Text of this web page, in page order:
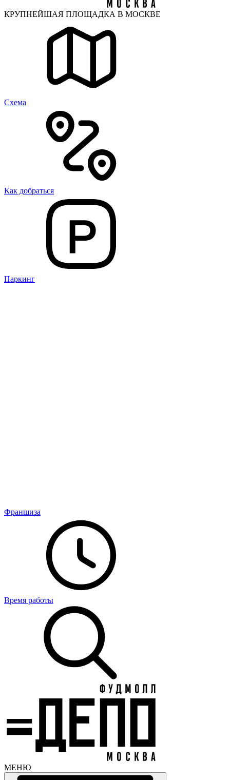
КРУПНЕЙШАЯ ПЛОЩАДКА В МОСКВЕ
Cхема
Как добраться
Паркинг
Франшиза
Время работы
МЕНЮ